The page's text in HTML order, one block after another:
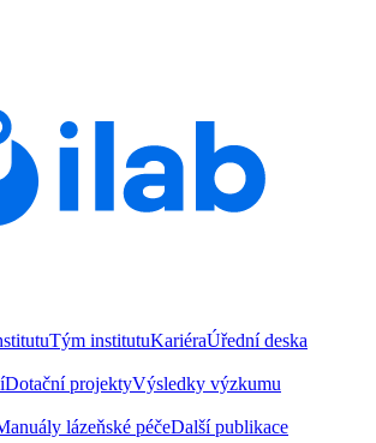
Tým institutuKariéraÚřední deska
Dotační projektyVýsledky výzkumu
lázeňské péčeDalší publikace